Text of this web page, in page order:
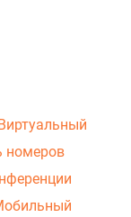
Виртуальный
номеров